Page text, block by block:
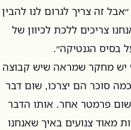
״אבל זה צריך לגרום לנו להבין
צריכים ללכת לכיוון של
בסיס הגנטיקה״.
״ יש מחקר שמראה שיש קבוצה
סוכר הם יצרכו, שום דבר
פרמטר אחר. אותו הדבר
מאוד צנועים באיך שאנחנו